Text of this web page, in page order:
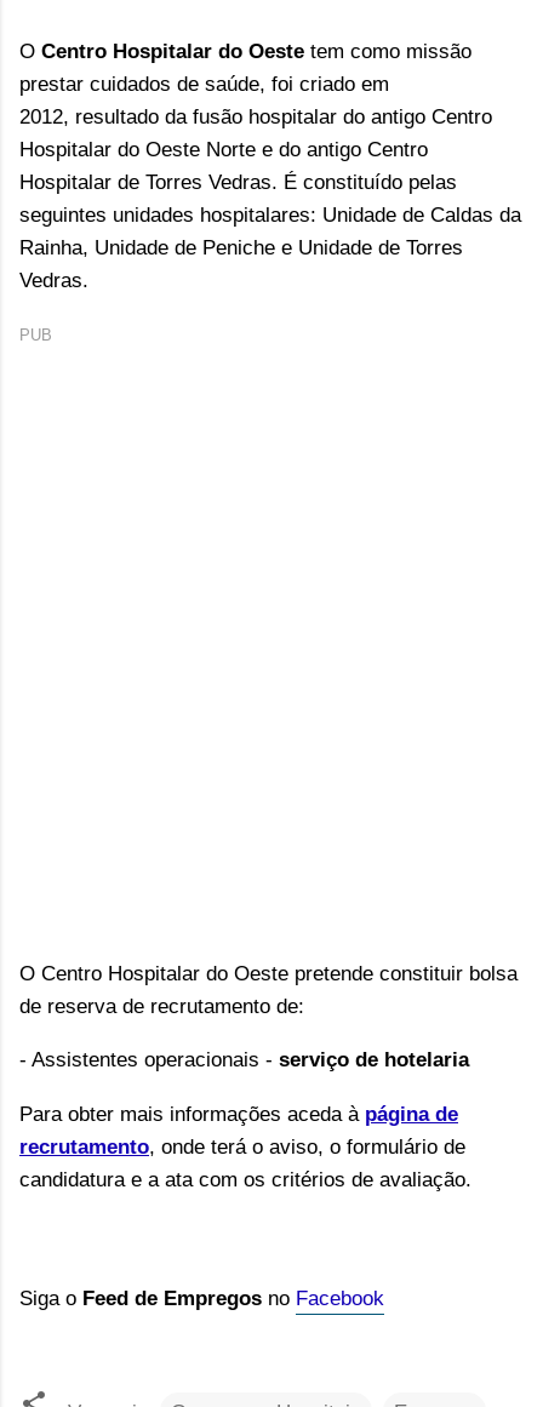
O Centro Hospitalar do Oeste tem como missão
prestar cuidados de saúde, foi criado em
2012, resultado da fusão hospitalar do antigo Centro
Hospitalar do Oeste Norte e do antigo Centro
Hospitalar de Torres Vedras. É constituído pelas
seguintes unidades hospitalares: Unidade de Caldas da
Rainha, Unidade de Peniche e Unidade de Torres
Vedras.
PUB
O Centro Hospitalar do Oeste pretende constituir bolsa
de reserva de recrutamento de:
- Assistentes operacionais - serviço de hotelaria
Para obter mais informações aceda à página de
recrutamento, onde terá o aviso, o formulário de
candidatura e a ata com os critérios de avaliação.
Siga o Feed de Empregos no Facebook